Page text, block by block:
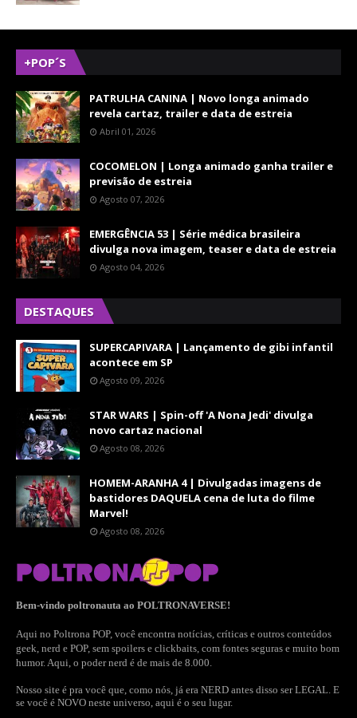
+POP´S
PATRULHA CANINA | Novo longa animado
revela cartaz, trailer e data de estreia
Abril 01, 2026
COCOMELON | Longa animado ganha trailer e
previsão de estreia
Agosto 07, 2026
EMERGÊNCIA 53 | Série médica brasileira
divulga nova imagem, teaser e data de estreia
Agosto 04, 2026
DESTAQUES
SUPERCAPIVARA | Lançamento de gibi infantil
acontece em SP
Agosto 09, 2026
STAR WARS | Spin-off 'A Nona Jedi' divulga
novo cartaz nacional
Agosto 08, 2026
HOMEM-ARANHA 4 | Divulgadas imagens de
bastidores DAQUELA cena de luta do filme
Marvel!
Agosto 08, 2026
Bem-vindo poltronauta ao POLTRONAVERSE!
Aqui no Poltrona POP, você encontra notícias, críticas e outros conteúdos
geek, nerd e POP, sem spoilers e clickbaits, com fontes seguras e muito bom
humor. Aqui, o poder nerd é de mais de 8.000.
Nosso site é pra você que, como nós, já era NERD antes disso ser LEGAL. E
se você é NOVO neste universo, aqui é o seu lugar.